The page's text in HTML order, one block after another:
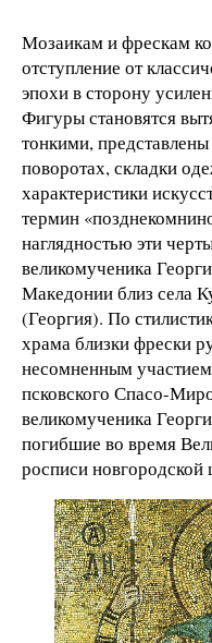
Мозаикам и фрескам
отступление от
эпохи в сторону
Фигуры становятся
тонкими,
поворотах, складки
характеристики
термин
наглядностью эти
великомученика
Македонии близ села
(Георгия). По
храма близки фрески
несомненным
псковского Спасо-
великомученика
погибшие во время
росписи